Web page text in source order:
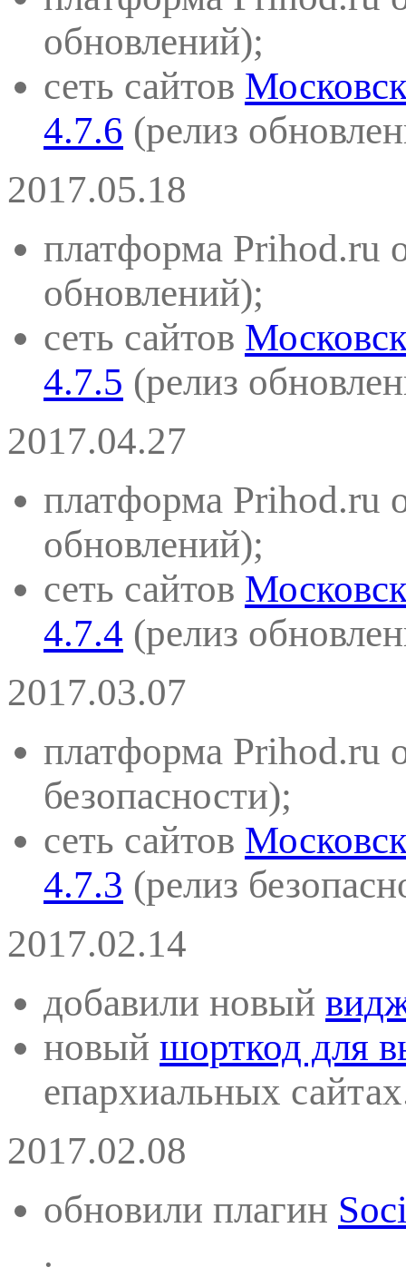
обновлений);
сеть сайтов
4.7.6 (релиз
2017.05.18
платформа Prihod.ru
обновлений);
сеть сайтов
4.7.5 (релиз
2017.04.27
платформа Prihod.ru
обновлений);
сеть сайтов
4.7.4 (релиз
2017.03.07
платформа Prihod.ru
безопасности);
сеть сайтов
4.7.3 (релиз
2017.02.14
добавили новый
новый шорткод для
епархиальных
2017.02.08
обновили плагин
.